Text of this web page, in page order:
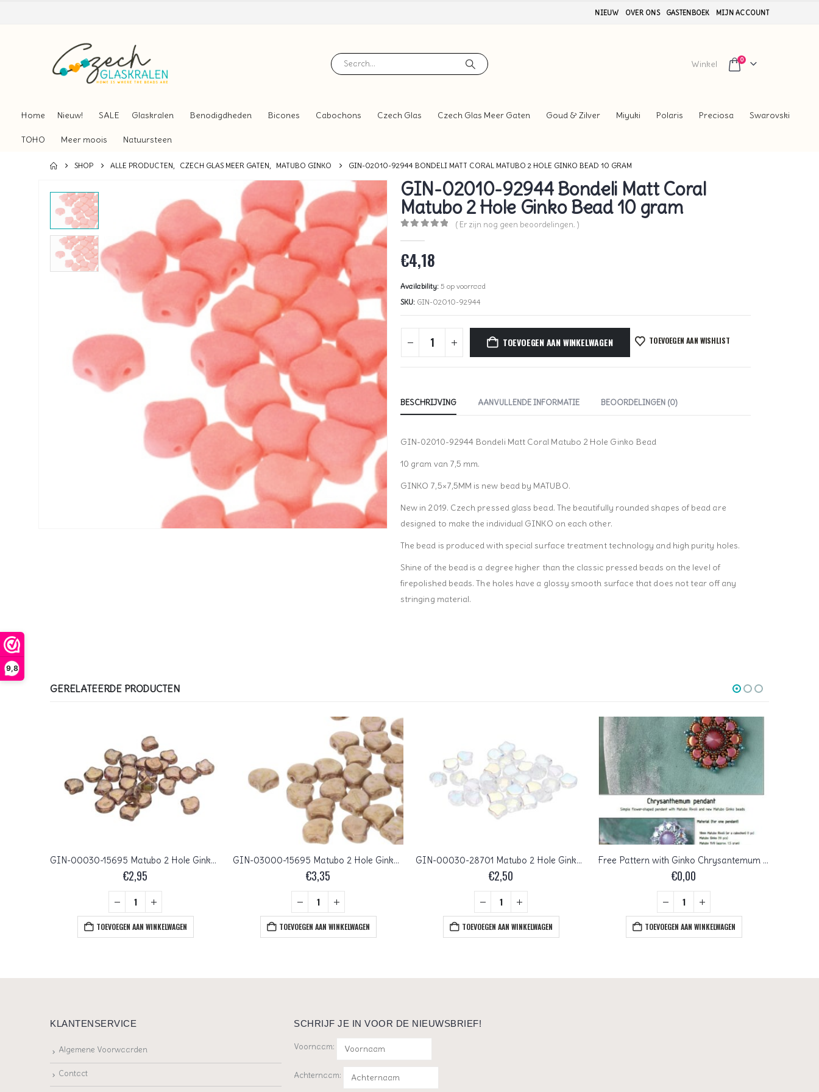
9,8
NIEUW OVER ONS GASTENBOEK MIJN ACCOUNT
Winkel 0
Home Nieuw! SALE Glaskralen Benodigdheden Bicones Cabochons Czech Glas Czech Glas Meer Gaten Goud & Zilver Miyuki Polaris Preciosa Swarovski
TOHO Meer moois Natuursteen
SHOP ALLE PRODUCTEN, CZECH GLAS MEER GATEN, MATUBO GINKO GIN-02010-92944 BONDELI MATT CORAL MATUBO 2 HOLE GINKO BEAD 10 GRAM
GIN-02010-92944 Bondeli Matt Coral
Matubo 2 Hole Ginko Bead 10 gram
( Er zijn nog geen beoordelingen. )
€4,18
Availability: 5 op voorraad
SKU: GIN-02010-92944
TOEVOEGEN AAN WINKELWAGEN TOEVOEGEN AAN WISHLIST
BESCHRIJVING AANVULLENDE INFORMATIE BEOORDELINGEN (0)
GIN-02010-92944 Bondeli Matt Coral Matubo 2 Hole Ginko Bead
10 gram van 7,5 mm.
GINKO 7,5×7,5MM is new bead by MATUBO.
New in 2019. Czech pressed glass bead. The beautifully rounded shapes of bead are
designed to make the individual GINKO on each other.
The bead is produced with special surface treatment technology and high purity holes.
Shine of the bead is a degree higher than the classic pressed beads on the level of
firepolished beads. The holes have a glossy smooth surface that does not tear off any
stringing material.
GERELATEERDE PRODUCTEN
GIN-00030-15695 Matubo 2 Hole Ginko Bead Senegal Brown 10 gram
€2,95
TOEVOEGEN AAN WINKELWAGEN
GIN-03000-15695 Matubo 2 Hole Ginko Bead Chalk White Senegal Brown 10 gram
€3,35
TOEVOEGEN AAN WINKELWAGEN
GIN-00030-28701 Matubo 2 Hole Ginko Bead Crystal AB 10 gram
€2,50
TOEVOEGEN AAN WINKELWAGEN
Free Pattern with Ginko Chrysantemum Pendant
€0,00
TOEVOEGEN AAN WINKELWAGEN
KLANTENSERVICE
Algemene Voorwaarden
Contact
SCHRIJF JE IN VOOR DE NIEUWSBRIEF!
Voornaam:
Achternaam: